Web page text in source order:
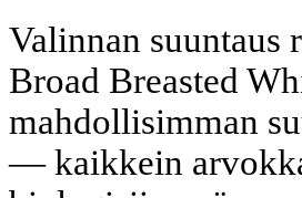
Valinnan
Broad Breasted
mahdollisimman
— kaikkein